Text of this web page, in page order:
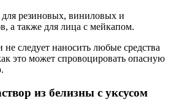
для резиновых, виниловых и
а также для лица с мейкапом.
не следует наносить любые средства
это может спровоцировать опасную
из белизны с уксусом